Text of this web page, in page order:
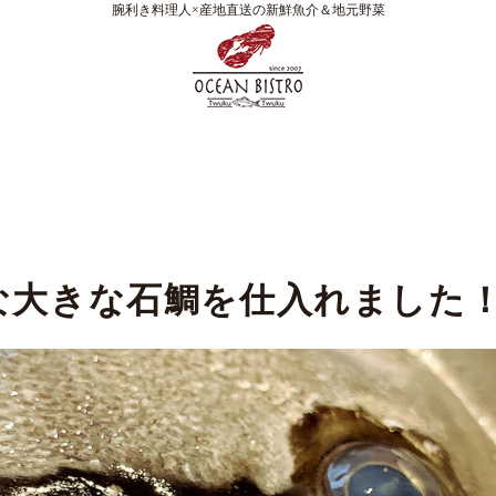
腕利き料理人×産地直送の新鮮魚介＆地元野菜
大きな石鯛を仕入れました